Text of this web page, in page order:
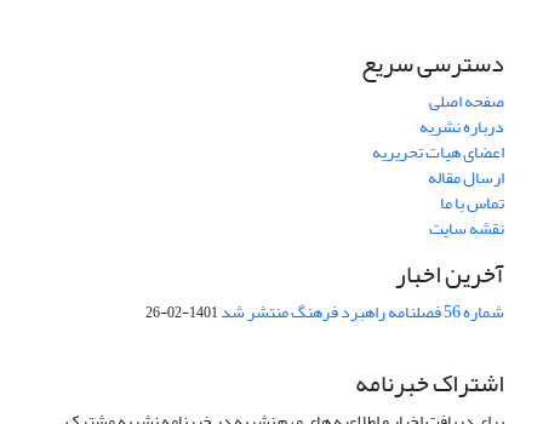
دسترسی سریع
صفحه اصلی
درباره نشریه
اعضای هیات تحریریه
ارسال مقاله
تماس با ما
نقشه سایت
آخرین اخبار
شماره 56 فصلنامه راهبرد فرهنگ منتشر شد 1401-02-26
اشتراک خبرنامه